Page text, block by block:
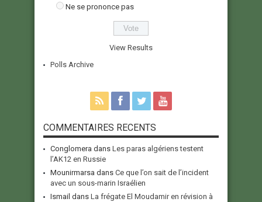
Ne se prononce pas
View Results
Polls Archive
COMMENTAIRES RECENTS
Conglomera dans Les paras algériens testent
l’AK12 en Russie
Mounirmarsa dans Ce que l’on sait de l’incident
avec un sous-marin Israélien
Ismail dans La frégate El Moudamir en révision à